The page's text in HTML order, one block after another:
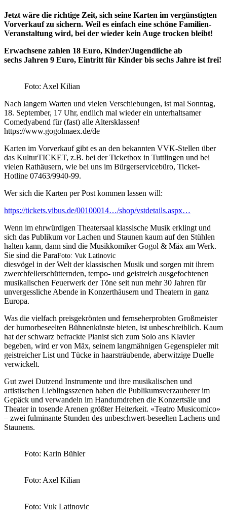
Jetzt wäre die richtige Zeit, sich seine Karten im vergünstigten
Vorverkauf zu sichern. Weil es einfach eine schöne Familien-
Veranstaltung wird, bei der wieder kein Auge trocken bleibt!
Erwachsene zahlen 18 Euro, Kinder/Jugendliche ab
sechs Jahren 9 Euro, Eintritt für Kinder bis sechs Jahre ist frei!
Foto: Axel Kilian
Nach langem Warten und vielen Verschiebungen, ist mal Sonntag,
18. September, 17 Uhr, endlich mal wieder ein unterhaltsamer
Comedyabend für (fast) alle Altersklassen!
https://www.gogolmaex.de/de
Karten im Vorverkauf gibt es an den bekannten VVK-Stellen über
das KulturTICKET, z.B. bei der Ticketbox in Tuttlingen und bei
vielen Rathäusern, wie bei uns im Bürgerservicebüro, Ticket-
Hotline 07463/9940-99.
Wer sich die Karten per Post kommen lassen will:
https://tickets.vibus.de/00100014…/shop/vstdetails.aspx…
Wenn im ehrwürdigen Theatersaal klassische Musik erklingt und
sich das Publikum vor Lachen und Staunen kaum auf den Stühlen
halten kann, dann sind die Musikkomiker Gogol & Mäx am Werk.
Sie sind die ParaFoto: Vuk Latinovic
diesvögel in der Welt der klassischen Musik und sorgen mit ihrem
zwerchfellerschütternden, tempo- und geistreich ausgefochtenen
musikalischen Feuerwerk der Töne seit nun mehr 30 Jahren für
unvergessliche Abende in Konzerthäusern und Theatern in ganz
Europa.
Was die vielfach preisgekrönten und fernseherprobten Großmeister
der humorbeseelten Bühnenkünste bieten, ist unbeschreiblich. Kaum
hat der schwarz befrackte Pianist sich zum Solo ans Klavier
begeben, wird er von Mäx, seinem langmähnigen Gegenspieler mit
geistreicher List und Tücke in haarsträubende, aberwitzige Duelle
verwickelt.
Gut zwei Dutzend Instrumente und ihre musikalischen und
artistischen Lieblingsszenen haben die Publikumsverzauberer im
Gepäck und verwandeln im Handumdrehen die Konzertsäle und
Theater in tosende Arenen größter Heiterkeit. «Teatro Musicomico»
– zwei fulminante Stunden des unbeschwert-beseelten Lachens und
Staunens.
Foto: Karin Bühler
Foto: Axel Kilian
Foto: Vuk Latinovic